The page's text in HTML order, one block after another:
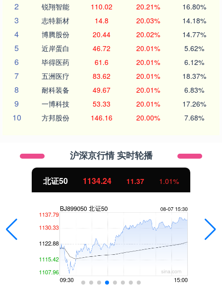
2 锐翔智能 110.02 20.21% 16.80%
3 志特新材 14.8 20.03% 14.18%
4 博腾股份 20.44 20.02% 14.77%
5 近岸蛋白 46.72 20.01% 5.62%
6 毕得医药 61.6 20.01% 6.12%
7 五洲医疗 83.62 20.01% 18.37%
8 耐科装备 49.67 20.01% 6.83%
9 一博科技 53.33 20.01% 17.26%
10 方邦股份 146.16 20.00% 7.68%
沪深京行情 实时轮播
北证50 1134.24 11.37 1.01%